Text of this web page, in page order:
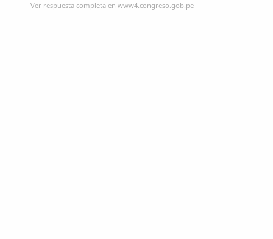
Ver respuesta completa en www4.congreso.gob.pe